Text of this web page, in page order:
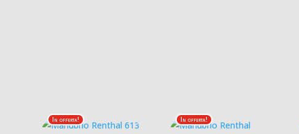
In offerta! In offerta!